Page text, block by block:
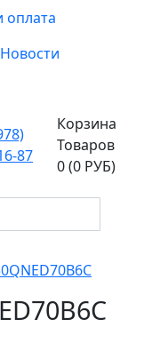
оплата
Новости
87
Корзина
Товаров
0 (0 РУБ)